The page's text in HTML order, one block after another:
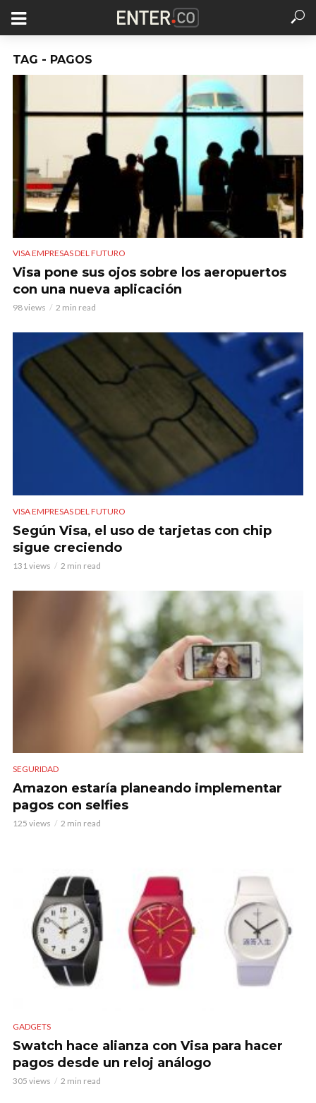
TAG - PAGOS
VISA EMPRESAS DEL FUTURO
Visa pone sus ojos sobre los aeropuertos
con una nueva aplicación
98 views 2 min read
VISA EMPRESAS DEL FUTURO
Según Visa, el uso de tarjetas con chip
sigue creciendo
131 views 2 min read
SEGURIDAD
Amazon estaría planeando implementar
pagos con selfies
125 views 2 min read
GADGETS
Swatch hace alianza con Visa para hacer
pagos desde un reloj análogo
305 views 2 min read